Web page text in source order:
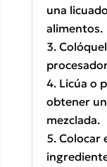
una
alimentos.
Licúa o
obtener
mezclada.
Colocar